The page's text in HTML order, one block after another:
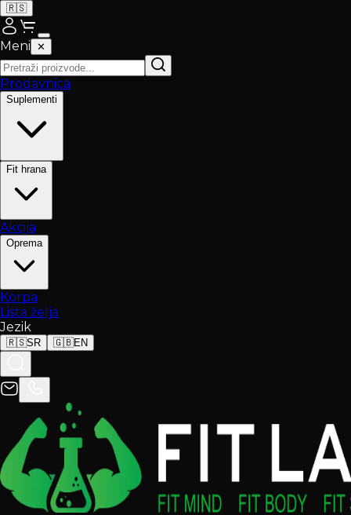
🇷🇸
Meni ✕
Prodavnica
Suplementi
Fit hrana
Akcija
Oprema
Korpa
Lista želja
Jezik
🇷🇸SR 🇬🇧EN